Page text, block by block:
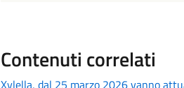
Contenuti correlati
Xylella, dal 25 marzo 2026 vanno